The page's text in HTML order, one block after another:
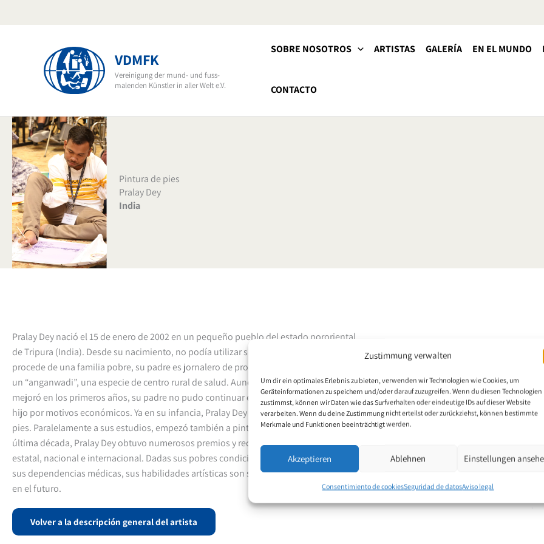
Zustimmung verwalten
Um dir ein optimales Erlebnis zu bieten, verwenden wir Technologien wie Cookies, um
Geräteinformationen zu speichern und/oder darauf zuzugreifen. Wenn du diesen Technologien
zustimmst, können wir Daten wie das Surfverhalten oder eindeutige IDs auf dieser Website
verarbeiten. Wenn du deine Zustimmung nicht erteilst oder zurückziehst, können bestimmte
Merkmale und Funktionen beeinträchtigt werden.
Akzeptieren Ablehnen Einstellungen
Consentimiento de cookiesSeguridad de datosAviso legal
VDMFK
Vereinigung der mund- und fuss-
malenden Künstler in aller Welt e.V.
SOBRE NOSOTROS ARTISTAS GALERÍA EN EL MUNDO
CONTACTO
Pintura de pies
Pralay Dey
India
Pralay Dey nació el 15 de enero de 2002 en un pequeño pueblo del estado nororiental
de Tripura (India). Desde su nacimiento, no podía utilizar sus manos. Pralay Dey
procede de una familia pobre, su padre es jornalero de profesión y su madre trabaja en
un “anganwadi”, una especie de centro rural de salud. Aunque la salud de Pralay Dey
mejoró en los primeros años, su padre no pudo continuar el tratamiento médico de su
hijo por motivos económicos. Ya en su infancia, Pralay Dey aprendió a escribir con los
pies. Paralelamente a sus estudios, empezó también a pintar de la misma manera. En la
última década, Pralay Dey obtuvo numerosos premios y reconocimientos a nivel
estatal, nacional e internacional. Dadas sus pobres condiciones previas económicas y
sus dependencias médicas, sus habilidades artísticas son su única fuente de sustento
en el futuro.
Volver a la descripción general del artista